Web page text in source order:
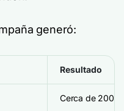
generó:
Resultado
Cerca de